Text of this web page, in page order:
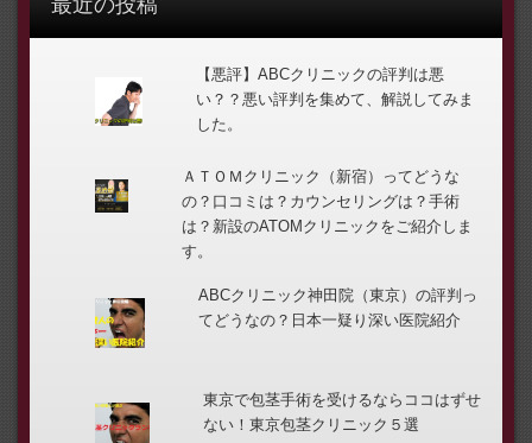
【悪評】ABCクリニックの評判は悪
い？？悪い評判を集めて、解説してみま
した。
ＡＴＯＭクリニック（新宿）ってどうな
の？口コミは？カウンセリングは？手術
は？新設のATOMクリニックをご紹介しま
す。
ABCクリニック神田院（東京）の評判っ
てどうなの？日本一疑り深い医院紹介
東京で包茎手術を受けるならココはずせ
ない！東京包茎クリニック５選